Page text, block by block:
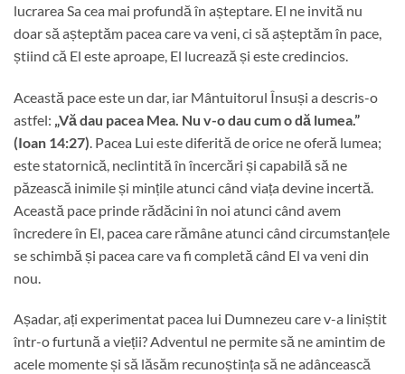
lucrarea Sa cea mai profundă în așteptare. El ne invită nu
doar să așteptăm pacea care va veni, ci să așteptăm în pace,
știind că El este aproape, El lucrează și este credincios.
Această pace este un dar, iar Mântuitorul Însuși a descris-o
astfel: „Vă dau pacea Mea. Nu v-o dau cum o dă lumea.”
(Ioan 14:27) . Pacea Lui este diferită de orice ne oferă lumea;
este statornică, neclintită în încercări și capabilă să ne
păzească inimile și mințile atunci când viața devine incertă.
Această pace prinde rădăcini în noi atunci când avem
încredere în El, pacea care rămâne atunci când circumstanțele
se schimbă și pacea care va fi completă când El va veni din
nou.
Așadar, ați experimentat pacea lui Dumnezeu care v-a liniștit
într-o furtună a vieții? Adventul ne permite să ne amintim de
acele momente și să lăsăm recunoștința să ne adâncească